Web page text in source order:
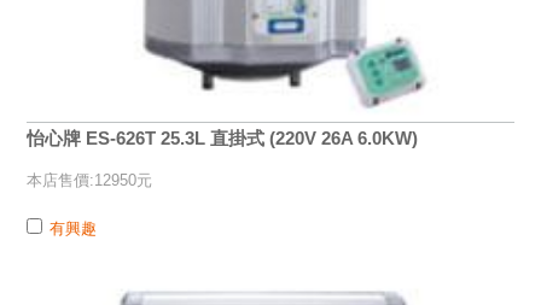
怡心牌 ES-626T 25.3L 直掛式 (220V 26A 6.0KW)
本店售價:12950元
有興趣